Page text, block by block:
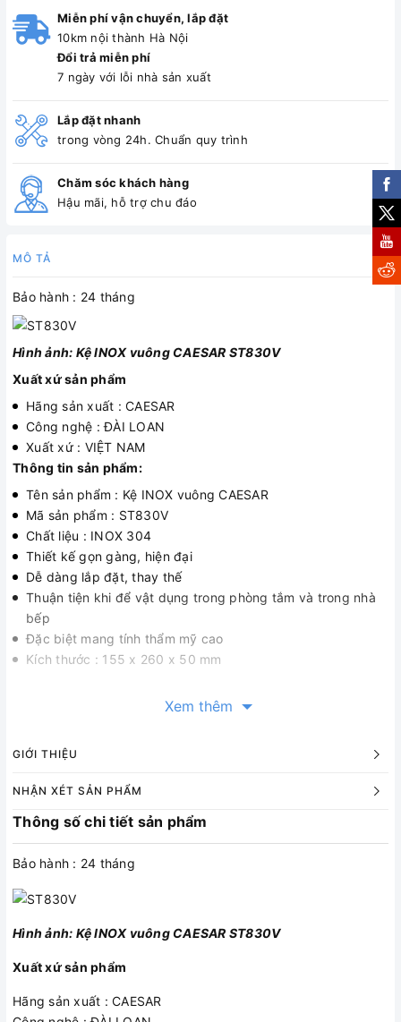
Miễn phí vận chuyển, lắp đặt
10km nội thành Hà Nội
Đổi trả miễn phí
7 ngày với lỗi nhà sản xuất
Lắp đặt nhanh
trong vòng 24h. Chuẩn quy trình
Chăm sóc khách hàng
Hậu mãi, hỗ trợ chu đáo
MÔ TẢ
Bảo hành : 24 tháng
Hình ảnh: Kệ INOX vuông CAESAR ST830V
Xuất xứ sản phẩm
Hãng sản xuất : CAESAR
Công nghệ : ĐÀI LOAN
Xuất xứ : VIỆT NAM
Thông tin sản phẩm:
Tên sản phẩm : Kệ INOX vuông CAESAR
Mã sản phẩm : ST830V
Chất liệu : INOX 304
Thiết kế gọn gàng, hiện đại
Dễ dàng lắp đặt, thay thế
Thuận tiện khi để vật dụng trong phòng tắm và trong nhà
bếp
Đặc biệt mang tính thẩm mỹ cao
Kích thước : 155 x 260 x 50 mm
Xem thêm
GIỚI THIỆU
NHẬN XÉT SẢN PHẨM
Thông số chi tiết sản phẩm
Bảo hành : 24 tháng
Hình ảnh: Kệ INOX vuông CAESAR ST830V
Xuất xứ sản phẩm
Hãng sản xuất : CAESAR